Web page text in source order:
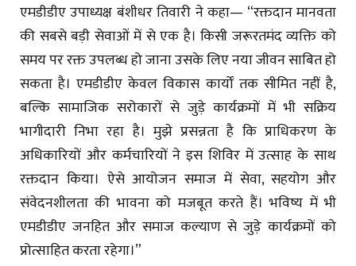
एमडीडीए उपाध्यक्ष बंशीधर तिवारी ने कहा— “रक्तदान मानवता
की सबसे बड़ी सेवाओं में से एक है। किसी जरूरतमंद व्यक्ति को
समय पर रक्त उपलब्ध हो जाना उसके लिए नया जीवन साबित हो
सकता है। एमडीडीए केवल विकास कार्यों तक सीमित नहीं है,
बल्कि सामाजिक सरोकारों से जुड़े कार्यक्रमों में भी सक्रिय
भागीदारी निभा रहा है। मुझे प्रसन्नता है कि प्राधिकरण के
अधिकारियों और कर्मचारियों ने इस शिविर में उत्साह के साथ
रक्तदान किया। ऐसे आयोजन समाज में सेवा, सहयोग और
संवेदनशीलता की भावना को मजबूत करते हैं। भविष्य में भी
एमडीडीए जनहित और समाज कल्याण से जुड़े कार्यक्रमों को
प्रोत्साहित करता रहेगा।”